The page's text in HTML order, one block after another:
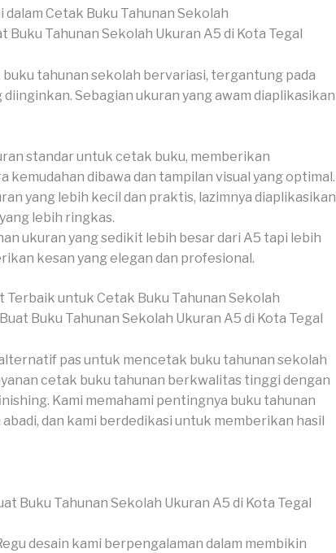
dalam Cetak Buku Tahunan Sekolah
tahunan sekolah bervariasi, tergantung pada
Sebagian ukuran yang awam diaplikasikan
standar untuk cetak buku, memberikan
kemudahan dibawa dan tampilan visual yang optimal.
yang lebih kecil dan praktis, lazimnya diaplikasikan
lebih ringkas.
ukuran yang sedikit lebih besar dari A5 tapi lebih
kesan yang elegan dan profesional.
Terbaik untuk Cetak Buku Tahunan Sekolah
pas untuk mencetak buku tahunan sekolah
cetak buku tahunan berkwalitas tinggi dengan
Kami memahami pentingnya buku tahunan
dan kami berdedikasi untuk memberikan hasil
desain kami berpengalaman dalam membikin